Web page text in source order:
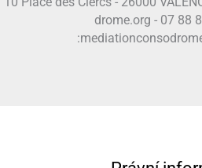
drome.org - 07 88